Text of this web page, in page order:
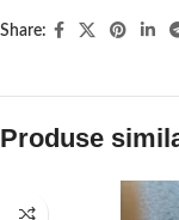
Share:
Produse